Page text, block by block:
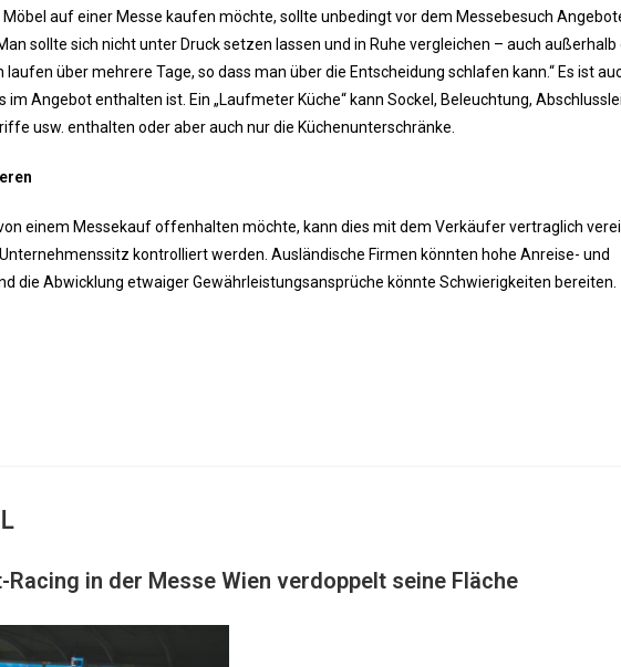
auf einer Messe kaufen möchte, sollte unbedingt vor dem Messebesuch
sollte sich nicht unter Druck setzen lassen und in Ruhe vergleichen – auch außerhalb
laufen über mehrere Tage, so dass man über die Entscheidung schlafen kann.“ Es ist
Angebot enthalten ist. Ein „Laufmeter Küche“ kann Sockel, Beleuchtung,
usw. enthalten oder aber auch nur die Küchenunterschränke.
einem Messekauf offenhalten möchte, kann dies mit dem Verkäufer vertraglich
kontrolliert werden. Ausländische Firmen könnten hohe Anreise- und
die Abwicklung etwaiger Gewährleistungsansprüche könnte Schwierigkeiten bereiten.
in der Messe Wien verdoppelt seine Fläche